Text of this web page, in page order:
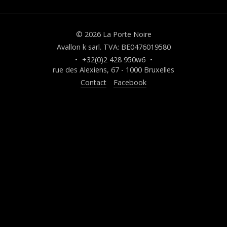
© 2026 La Porte Noire
Avallon k sarl. TVA: BE0476019580
• +32(0)2 428 950w6 •
rue des Alexiens, 67 - 1000 Bruxelles
Contact
Facebook